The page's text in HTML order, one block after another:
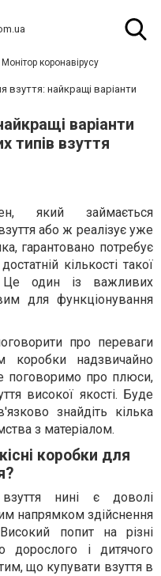
Монітор коронавірусу
взуття: найкращі варіанти
варіанти
типів взуття
який займається
або ж реалізує уже
гарантовано потребує
кількості такої
один із важливих
для функціонування
про переваги
надзвичайно
поговоримо про плюси,
високої якості. Буде
знайдіть кілька
з матеріалом.
коробки для
нині є доволі
напрямком здійснення
Високий попит на різні
дорослого і дитячого
що купувати взуття в